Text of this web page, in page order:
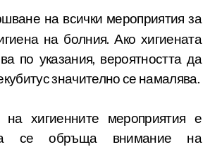
на всички мероприятия за
на болния. Ако хигиената
по указания, вероятността да
значително се намалява.
хигиенните мероприятия е
се обръща внимание на